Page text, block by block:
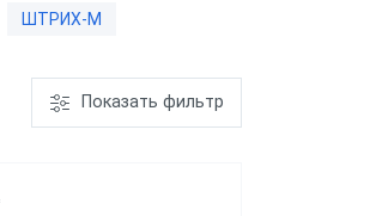
aQsi-5Ф с
эквайрингом
ШТРИХ-М
Показать фильтр